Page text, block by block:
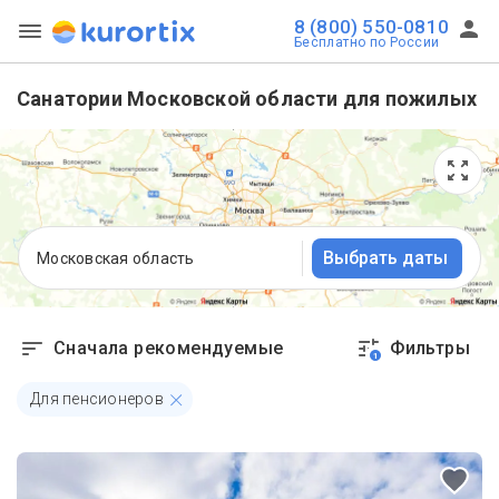
8 (800) 550-0810
Бесплатно по России
Санатории Московской области для пожилых
Московская область Выбрать даты
Сначала рекомендуемые 1 Фильтры
Для пенсионеров